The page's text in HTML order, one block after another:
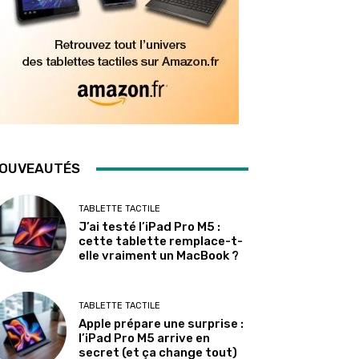
TABLETTE TACTILE
J’ai testé l’iPad Pro M5 :
cette tablette remplace-t-
elle vraiment un MacBook ?
TABLETTE TACTILE
Apple prépare une surprise :
l’iPad Pro M5 arrive en
secret (et ça change tout)